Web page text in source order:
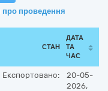
проведення
СТАН
ДАТА
ТА
ЧАС
Експортовано:
20-05-
2026,